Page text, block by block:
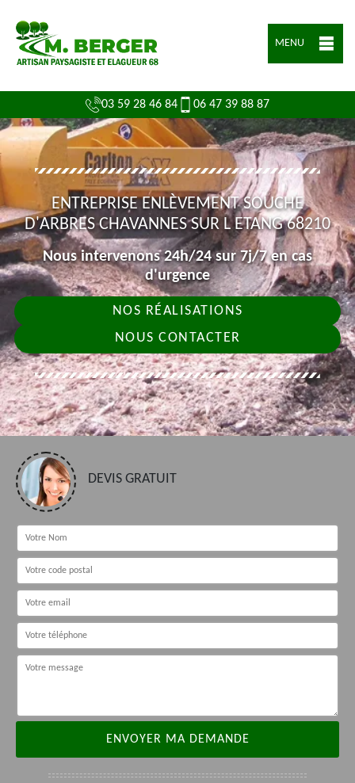
MENU
03 59 28 46 84 06 47 39 88 87
ENTREPRISE ENLÈVEMENT SOUCHE
D'ARBRES CHAVANNES SUR L ETANG 68210
Nous intervenons 24h/24 sur 7j/7 en cas
d'urgence
NOS RÉALISATIONS
NOUS CONTACTER
DEVIS GRATUIT